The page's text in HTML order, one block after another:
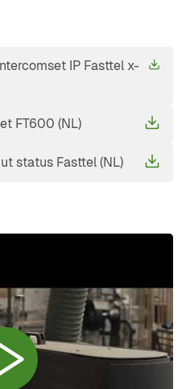
IP Fasttel x-
FT600 (NL)
status Fasttel (NL)